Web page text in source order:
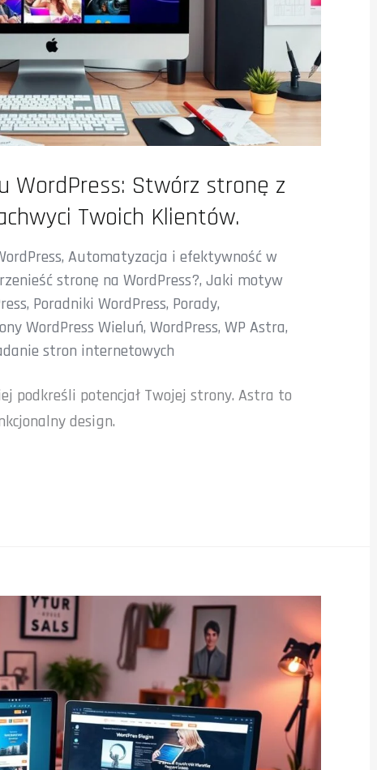
WordPress: Stwórz stronę z
Twoich Klientów.
, Automatyzacja i efektywność w
stronę na WordPress?, Jaki motyw
, Poradniki WordPress, Porady,
WordPress Wieluń, WordPress, WP Astra,
stron internetowych
podkreśli potencjał Twojej strony. Astra to
design.